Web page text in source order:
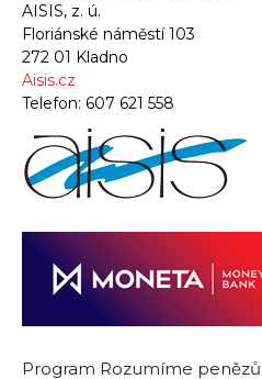
AISIS, z. ú.
Floriánské náměstí 103
272 01 Kladno
Aisis.cz
Telefon: 607 621 558
Program Rozumíme